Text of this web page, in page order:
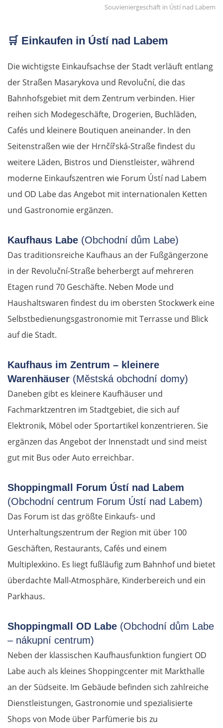
Souvieniergeschäft in Ústí nad Labem
🛒 Einkaufen in Ústí nad Labem
Die wichtigste Einkaufsachse der Stadt verläuft entlang
der Straßen Masarykova und Revoluční, die das
Bahnhofsgebiet mit dem Zentrum verbinden. Hier
reihen sich Modegeschäfte, Drogerien, Buchläden,
Cafés und kleinere Boutiquen aneinander. In den
Seitenstraßen wie der Hrnčířská-Straße findest du
weitere Läden, Bistros und Dienstleister, während
moderne Einkaufszentren wie Forum Ústí nad Labem
und OD Labe das Angebot mit internationalen Ketten
und Gastronomie ergänzen.
Kaufhaus Labe (Obchodní dům Labe)
Das traditionsreiche Kaufhaus an der Fußgängerzone
in der Revoluční-Straße beherbergt auf mehreren
Etagen rund 70 Geschäfte. Neben Mode und
Haushaltswaren findest du im obersten Stockwerk eine
Selbstbedienungs­gastronomie mit Terrasse und Blick
auf die Stadt.
Kaufhaus im Zentrum – kleinere
Warenhäuser (Městská obchodní domy)
Daneben gibt es kleinere Kaufhäuser und
Fachmarktzentren im Stadtgebiet, die sich auf
Elektronik, Möbel oder Sportartikel konzentrieren. Sie
ergänzen das Angebot der Innenstadt und sind meist
gut mit Bus oder Auto erreichbar.
Shoppingmall Forum Ústí nad Labem
(Obchodní centrum Forum Ústí nad Labem)
Das Forum ist das größte Einkaufs- und
Unterhaltungszentrum der Region mit über 100
Geschäften, Restaurants, Cafés und einem
Multiplexkino. Es liegt fußläufig zum Bahnhof und bietet
überdachte Mall-Atmosphäre, Kinderbereich und ein
Parkhaus.
Shoppingmall OD Labe (Obchodní dům Labe
– nákupní centrum)
Neben der klassischen Kaufhausfunktion fungiert OD
Labe auch als kleines Shoppingcenter mit Markthalle
an der Südseite. Im Gebäude befinden sich zahlreiche
Dienstleistungen, Gastronomie und spezialisierte
Shops von Mode über Parfümerie bis zu